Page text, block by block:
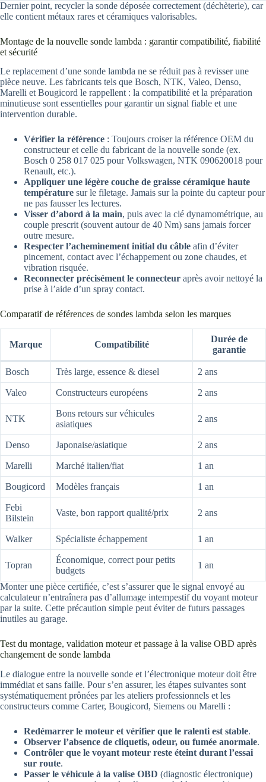
Dernier point, recycler la sonde déposée correctement (déchèterie), car
elle contient métaux rares et céramiques valorisables.
Montage de la nouvelle sonde lambda : garantir compatibilité, fiabilité
et sécurité
Le replacement d’une sonde lambda ne se réduit pas à revisser une
pièce neuve. Les fabricants tels que Bosch, NTK, Valeo, Denso,
Marelli et Bougicord le rappellent : la compatibilité et la préparation
minutieuse sont essentielles pour garantir un signal fiable et une
intervention durable.
Vérifier la référence : Toujours croiser la référence OEM du
constructeur et celle du fabricant de la nouvelle sonde (ex.
Bosch 0 258 017 025 pour Volkswagen, NTK 090620018 pour
Renault, etc.).
Appliquer une légère couche de graisse céramique haute
température sur le filetage. Jamais sur la pointe du capteur pour
ne pas fausser les lectures.
Visser d’abord à la main, puis avec la clé dynamométrique, au
couple prescrit (souvent autour de 40 Nm) sans jamais forcer
outre mesure.
Respecter l’acheminement initial du câble afin d’éviter
pincement, contact avec l’échappement ou zone chaudes, et
vibration risquée.
Reconnecter précisément le connecteur après avoir nettoyé la
prise à l’aide d’un spray contact.
Comparatif de références de sondes lambda selon les marques
Marque Compatibilité
Durée de
garantie
Bosch Très large, essence & diesel 2 ans
Valeo Constructeurs européens 2 ans
NTK
Bons retours sur véhicules
asiatiques
2 ans
Denso Japonaise/asiatique 2 ans
Marelli Marché italien/fiat 1 an
Bougicord Modèles français 1 an
Febi
Bilstein
Vaste, bon rapport qualité/prix 2 ans
Walker Spécialiste échappement 1 an
Topran
Économique, correct pour petits
budgets
1 an
Monter une pièce certifiée, c’est s’assurer que le signal envoyé au
calculateur n’entraînera pas d’allumage intempestif du voyant moteur
par la suite. Cette précaution simple peut éviter de futurs passages
inutiles au garage.
Test du montage, validation moteur et passage à la valise OBD après
changement de sonde lambda
Le dialogue entre la nouvelle sonde et l’électronique moteur doit être
immédiat et sans faille. Pour s’en assurer, les étapes suivantes sont
systématiquement prônées par les ateliers professionnels et les
constructeurs comme Carter, Bougicord, Siemens ou Marelli :
Redémarrer le moteur et vérifier que le ralenti est stable.
Observer l’absence de cliquetis, odeur, ou fumée anormale.
Contrôler que le voyant moteur reste éteint durant l’essai
sur route.
Passer le véhicule à la valise OBD (diagnostic électronique)